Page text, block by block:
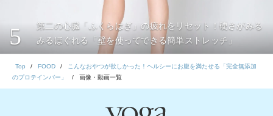
5
第二の心臓「ふくらはぎ」の疲れをリセット！硬さがみる
みるほぐれる「壁を使ってできる簡単ストレッチ」
Top FOOD
こんなおやつが欲しかった！ヘルシーにお腹を満たせる「完全無添加
のプロテインバー」
画像・動画一覧